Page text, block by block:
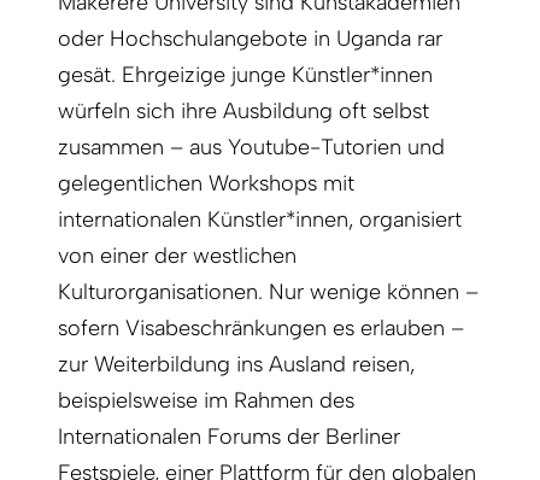
oder Hochschulangebote in Uganda rar
gesät. Ehrgeizige junge Künstler*innen
würfeln sich ihre Ausbildung oft selbst
zusammen – aus Youtube-Tutorien und
gelegentlichen Workshops mit
internationalen Künstler*innen, organisiert
von einer der westlichen
Kulturorganisationen. Nur wenige können –
sofern Visabeschränkungen es erlauben –
zur Weiterbildung ins Ausland reisen,
beispielsweise im Rahmen des
Internationalen Forums der Berliner
Festspiele, einer Plattform für den globalen